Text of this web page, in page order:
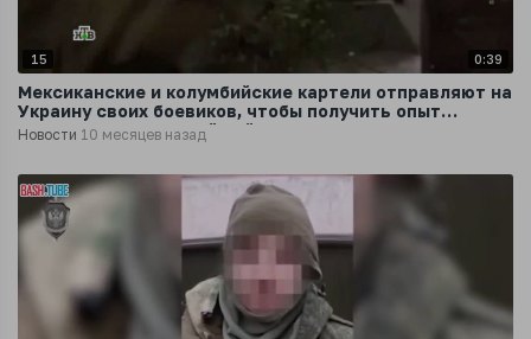
15 0:39
Мексиканские и колумбийские картели отправляют на
Украину своих боевиков, чтобы получить опыт
ведения современной войны
Новости 10 месяцев назад